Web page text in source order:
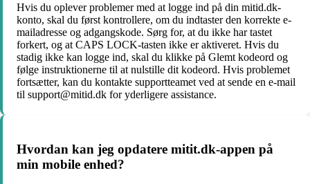
Hvis du oplever problemer med at logge ind på din mitid.dk-
konto, skal du først kontrollere, om du indtaster den korrekte e-
mailadresse og adgangskode. Sørg for, at du ikke har tastet
forkert, og at CAPS LOCK-tasten ikke er aktiveret. Hvis du
stadig ikke kan logge ind, skal du klikke på Glemt kodeord og
følge instruktionerne til at nulstille dit kodeord. Hvis problemet
fortsætter, kan du kontakte supportteamet ved at sende en e-mail
til support@mitid.dk for yderligere assistance.
Hvordan kan jeg opdatere mitit.dk-appen på
min mobile enhed?